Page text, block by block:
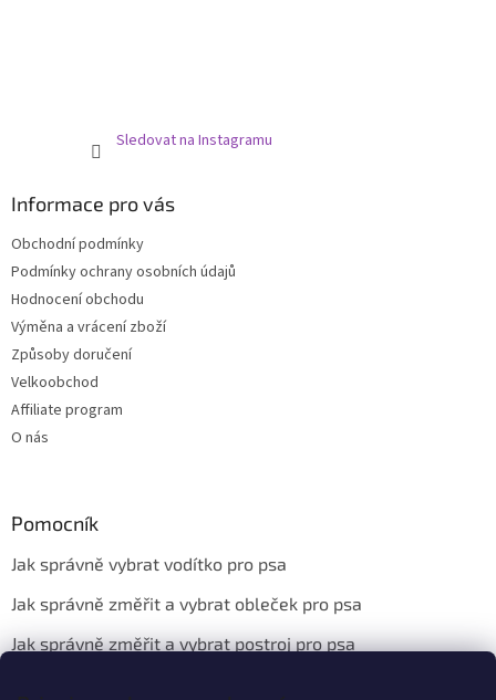
Sledovat na Instagramu
Informace pro vás
Obchodní podmínky
Podmínky ochrany osobních údajů
Hodnocení obchodu
Výměna a vrácení zboží
Způsoby doručení
Velkoobchod
Affiliate program
O nás
Pomocník
Jak správně vybrat vodítko pro psa
Jak správně změřit a vybrat obleček pro psa
Jak správně změřit a vybrat postroj pro psa